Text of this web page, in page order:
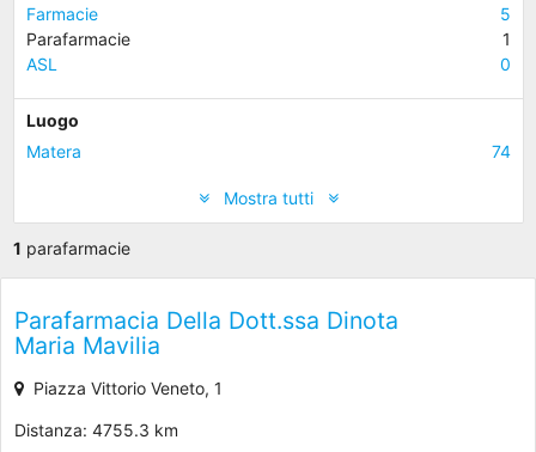
Farmacie
5
Parafarmacie
1
ASL
0
Luogo
Matera
74
Mostra tutti
1 parafarmacie
Parafarmacia Della Dott.ssa Dinota
Maria Mavilia
Piazza Vittorio Veneto, 1
Distanza: 4755.3 km